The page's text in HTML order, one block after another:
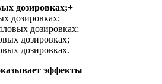
дозировках;+
дозировках;
дозировках;
дозировках;
дозировках.
эффекты